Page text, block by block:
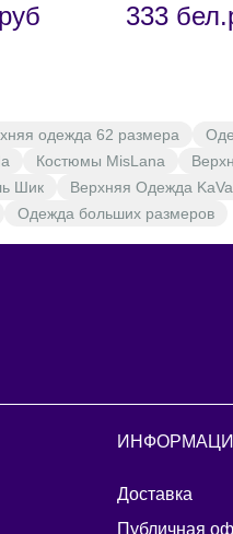
333
одежда 62 размера
Костюмы MisLana
Шик
Верхняя Одежда
Одежда больших размеров
Доставка
Публичная